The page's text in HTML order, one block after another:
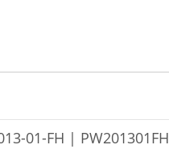
01-FH | PW201301FH